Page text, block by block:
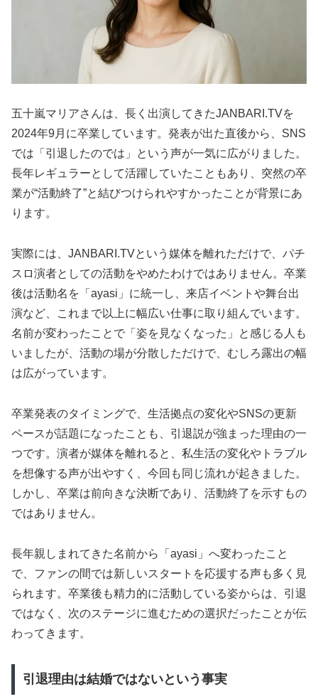
五十嵐マリアさんは、長く出演してきたJANBARI.TVを
2024年9月に卒業しています。発表が出た直後から、SNS
では「引退したのでは」という声が一気に広がりました。
長年レギュラーとして活躍していたこともあり、突然の卒
業が“活動終了”と結びつけられやすかったことが背景にあ
ります。
実際には、JANBARI.TVという媒体を離れただけで、パチ
スロ演者としての活動をやめたわけではありません。卒業
後は活動名を「ayasi」に統一し、来店イベントや舞台出
演など、これまで以上に幅広い仕事に取り組んでいます。
名前が変わったことで「姿を見なくなった」と感じる人も
いましたが、活動の場が分散しただけで、むしろ露出の幅
は広がっています。
卒業発表のタイミングで、生活拠点の変化やSNSの更新
ペースが話題になったことも、引退説が強まった理由の一
つです。演者が媒体を離れると、私生活の変化やトラブル
を想像する声が出やすく、今回も同じ流れが起きました。
しかし、卒業は前向きな決断であり、活動終了を示すもの
ではありません。
長年親しまれてきた名前から「ayasi」へ変わったこと
で、ファンの間では新しいスタートを応援する声も多く見
られます。卒業後も精力的に活動している姿からは、引退
ではなく、次のステージに進むための選択だったことが伝
わってきます。
引退理由は結婚ではないという事実